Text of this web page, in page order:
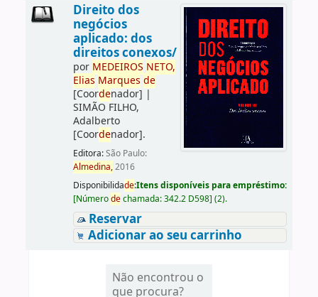
Direito dos
negócios
aplicado: dos
direitos conexos/
por MEDEIROS NETO,
Elias Marques de
[Coordenador] |
SIMÃO FILHO,
Adalberto
[Coordenador].
Editora:São Paulo:
Almedina,2016
Disponibilidade:Itens disponíveis para empréstimo:
[Númerodechamada:342.2 D598] (2).
Reservar
Adicionar ao seu carrinho
Não encontrou o
que procura?